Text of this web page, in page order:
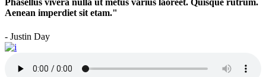
Phasellus vivera nulla ut metus varius laoreet. Quisque rutrum.
Aenean imperdiet sit etam."
- Justin Day